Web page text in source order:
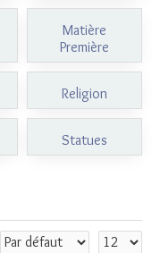
Matière
Première
Religion
Statues